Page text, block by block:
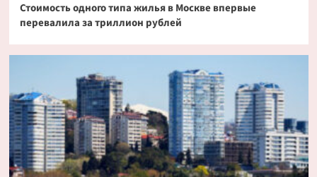
Стоимость одного типа жилья в Москве впервые
перевалила за триллион рублей